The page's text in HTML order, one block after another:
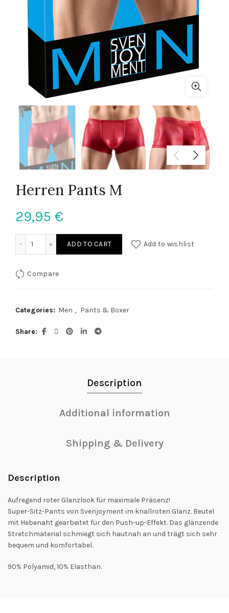
Herren Pants M
29,95 €
ADD TO CART Add to wishlist
Compare
Categories: Men , Pants & Boxer
Share
Description
Additional information
Shipping & Delivery
Description
Aufregend roter Glanzlook für maximale Präsenz!
Super-Sitz-Pants von Svenjoyment im knallroten Glanz. Beutel
mit Hebenaht gearbeitet für den Push-up-Effekt. Das glänzende
Stretchmaterial schmiegt sich hautnah an und trägt sich sehr
bequem und komfortabel.
90% Polyamid, 10% Elasthan.